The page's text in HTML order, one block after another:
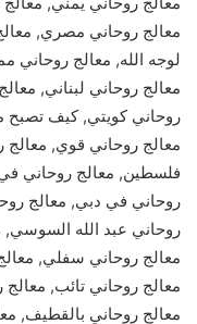
معالج روحاني مصري,
لوجه الله, معالج روحاني
معالج روحاني لبناني,
روحاني كويتي, كيف تصبح
معالج روحاني قوي,
فلسطين, معالج روحاني في
روحاني في دبي, معالج
روحاني عبد الله
معالج روحاني سفلي,
معالج روحاني تائب,
معالج روحاني بالقطيف,